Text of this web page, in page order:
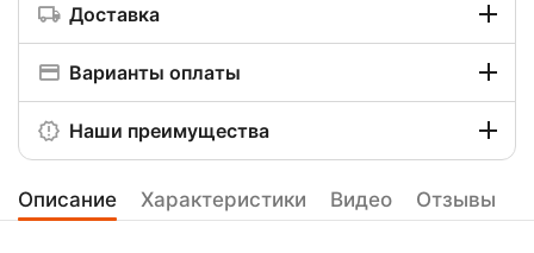
Доставка
Варианты оплаты
Наши преимущества
Описание Характеристики Видео Отзывы